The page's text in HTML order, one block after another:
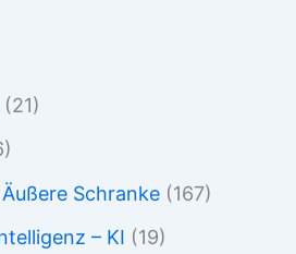
(21)
Schranke (167)
– KI (19)